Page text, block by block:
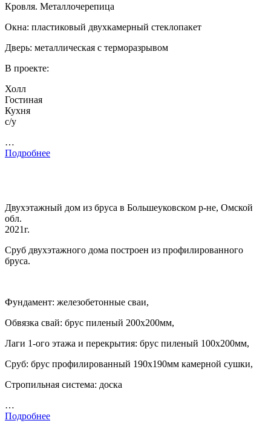
Кровля. Металлочерепица
Окна: пластиковый двухкамерный стеклопакет
Дверь: металлическая с терморазрывом
В проекте:
Холл
Гостиная
Кухня
с/у
…
Подробнее
Двухэтажный дом из бруса в Большеуковском р-не, Омской
обл.
2021г.
Сруб двухэтажного дома построен из профилированного
бруса.
Фундамент: железобетонные сваи,
Обвязка свай: брус пиленый 200х200мм,
Лаги 1-ого этажа и перекрытия: брус пиленый 100х200мм,
Сруб: брус профилированный 190х190мм камерной сушки,
Стропильная система: доска
…
Подробнее